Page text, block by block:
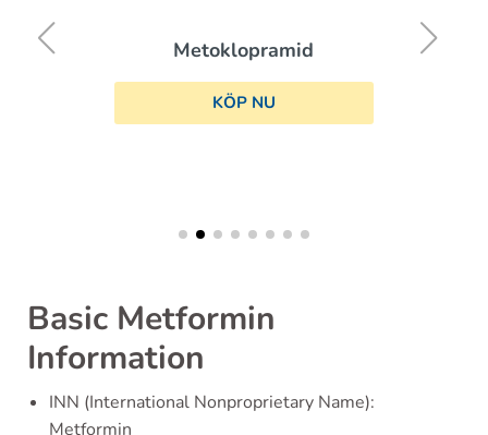
Metoklopramid
KÖP NU
Basic Metformin
Information
INN (International Nonproprietary Name):
Metformin